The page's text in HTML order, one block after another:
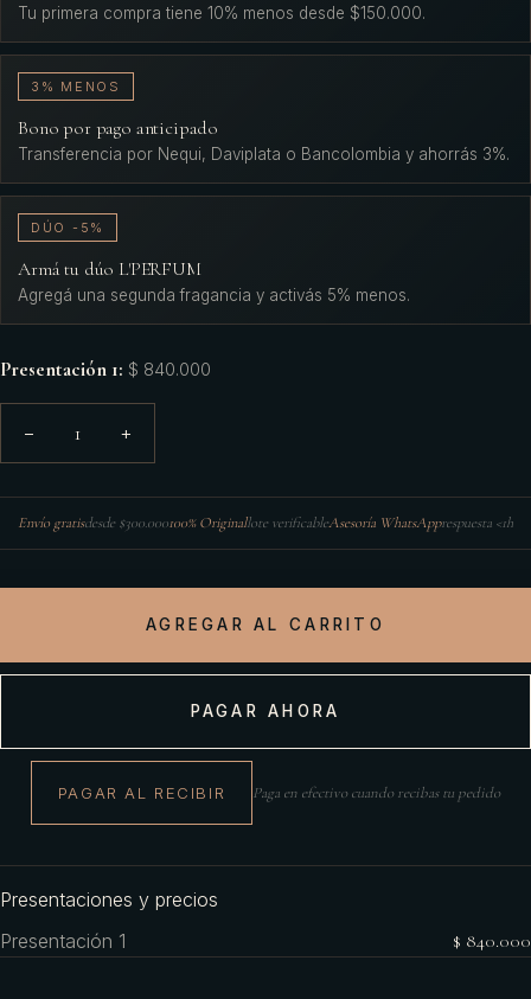
Tu primera compra tiene 10% menos desde $150.000.
3% MENOS
Bono por pago anticipado
Transferencia por Nequi, Daviplata o Bancolombia y ahorrás 3%.
DÚO -5%
Armá tu dúo L'PERFUM
Agregá una segunda fragancia y activás 5% menos.
Presentación 1: $ 840.000
− 1 +
Envío gratisdesde $300.000100% Originallote verificableAsesoría WhatsApprespuesta <1h
AGREGAR AL CARRITO
PAGAR AHORA
PAGAR AL RECIBIR Paga en efectivo cuando recibas tu pedido
Presentaciones y precios
Presentación 1
$ 840.000